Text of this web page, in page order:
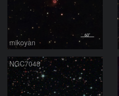
mikoyan
NGC7048